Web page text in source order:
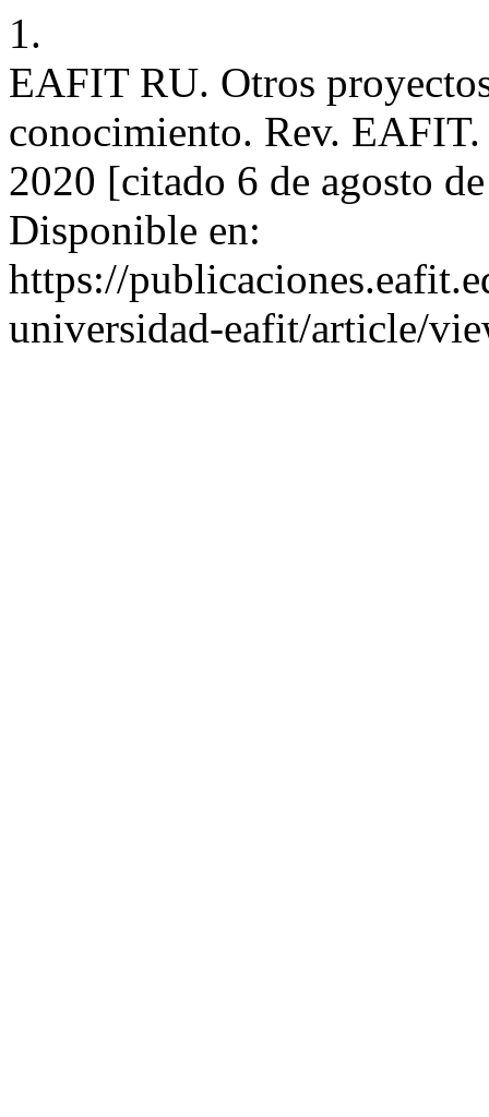
1.
EAFIT RU. Otros
conocimiento. Rev.
2020 [citado 6 de agosto
Disponible en:
https://
universidad-eafit/article/